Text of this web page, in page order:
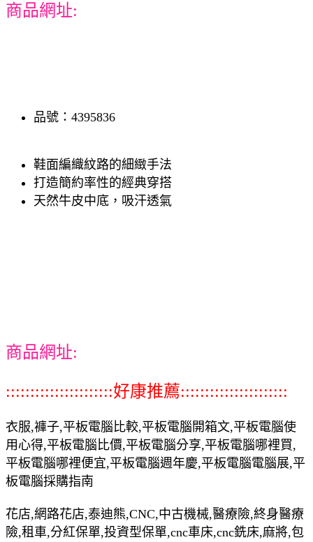
商品網址:
品號：4395836
鞋面編織紋路的細緻手法
打造簡約率性的經典穿搭
天然牛皮中底，吸汗透氣
商品網址:
::::::::::::::::::::::好康推薦::::::::::::::::::::::
衣服,褲子,平板電腦比較,平板電腦開箱文,平板電腦使
用心得,平板電腦比價,平板電腦分享,平板電腦哪裡買,
平板電腦哪裡便宜,平板電腦週年慶,平板電腦電腦展,平
板電腦採購指南
花店,網路花店,泰迪熊,CNC,中古機械,醫療險,終身醫療
險,租車,分紅保單,投資型保單,cnc車床,cnc銑床,麻將,包